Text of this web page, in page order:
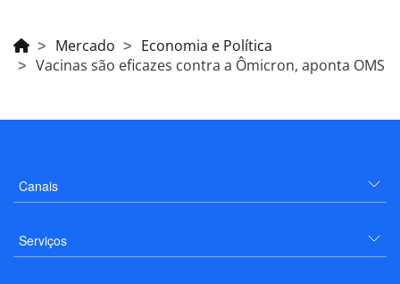
Mercado
Economia e Política
Vacinas são eficazes contra a Ômicron, aponta OMS
Canais
Serviços